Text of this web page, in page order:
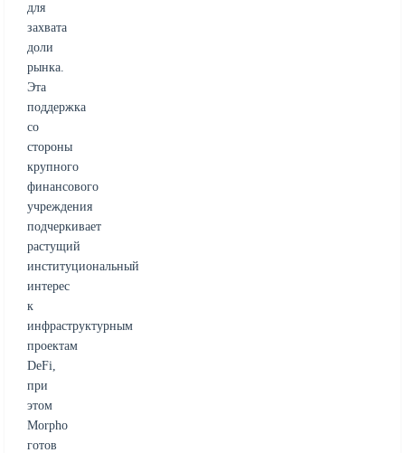
для
захвата
доли
рынка.
Эта
поддержка
со
стороны
крупного
финансового
учреждения
подчеркивает
растущий
институциональный
интерес
к
инфраструктурным
проектам
DeFi,
при
этом
Morpho
готов